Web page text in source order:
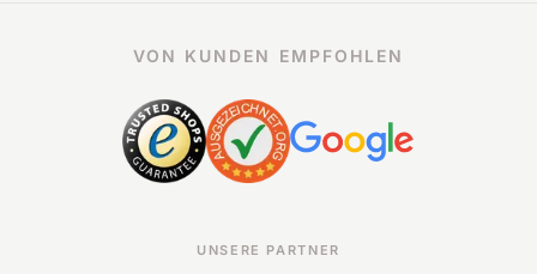
VON KUNDEN EMPFOHLEN
UNSERE PARTNER